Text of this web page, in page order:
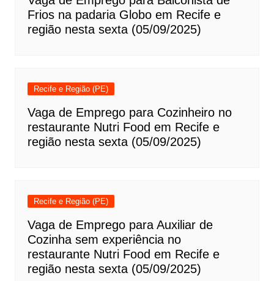
Frios na padaria Globo em Recife e
região nesta sexta (05/09/2025)
Recife e Região (PE)
Vaga de Emprego para Cozinheiro no
restaurante Nutri Food em Recife e
região nesta sexta (05/09/2025)
Recife e Região (PE)
Vaga de Emprego para Auxiliar de
Cozinha sem experiência no
restaurante Nutri Food em Recife e
região nesta sexta (05/09/2025)